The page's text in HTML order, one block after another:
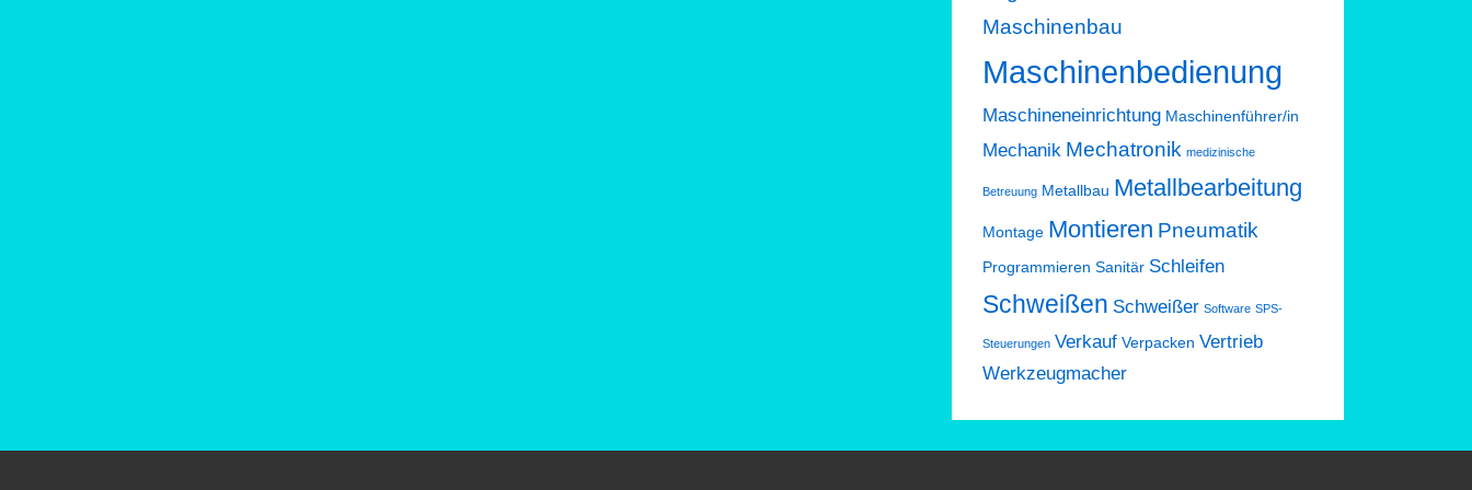
Maschinenbau
Maschinenbedienung
Maschineneinrichtung Maschinenführer/in
Mechanik Mechatronik medizinische
Betreuung Metallbau Metallbearbeitung
Montage Montieren Pneumatik
Programmieren Sanitär Schleifen
Schweißen Schweißer Software SPS-
Steuerungen Verkauf Verpacken Vertrieb
Werkzeugmacher